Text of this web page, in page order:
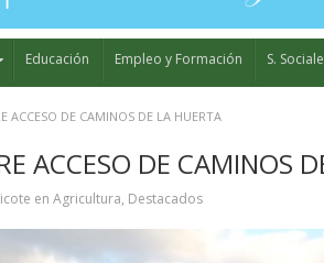
Educación Empleo y Formación S.
ACCESO DE CAMINOS DE LA HUERTA
ACCESO DE CAMINOS
en Agricultura, Destacados